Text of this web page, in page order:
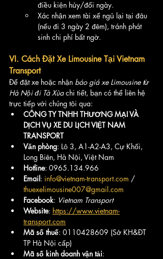
điều kiện hủy/đổi ngày.
Xác nhận xem tài xế ngủ lại tại đâu
(nếu đi 3 ngày 2 đêm), tránh phát
sinh chi phí bất ngờ.
VI. Cách Đặt Xe Limousine Tại Vietnam
Transport
Để đặt xe hoặc nhận báo giá xe Limousine từ
Hà Nội đi Tà Xùa chi tiết, bạn có thể liên hệ
trực tiếp với chúng tôi qua:
CÔNG TY TNHH THƯƠNG MẠI VÀ
DỊCH VỤ XE DU LỊCH VIỆT NAM
TRANSPORT
Văn phòng: Lô 3, A1-A2-A3, Cự Khối,
Long Biên, Hà Nội, Việt Nam
Hotline: 0965.134.966
Email: info@vietnam-transport.com /
thuexelimousine007@gmail.com
Facebook: Vietnam Transport
Website: https://www.vietnam-
transport.com
Mã số thuế: 0110428609 (Sở KH&ĐT
TP Hà Nội cấp)
Mã số kinh doanh vận tải: